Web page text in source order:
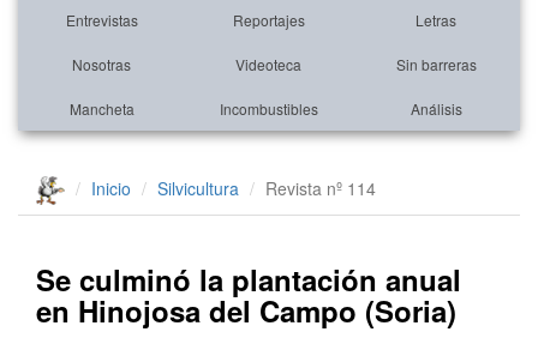
Entrevistas Reportajes Letras
Nosotras Videoteca Sin barreras
Mancheta Incombustibles Análisis
Inicio Silvicultura Revista nº 114
Se culminó la plantación anual
en Hinojosa del Campo (Soria)